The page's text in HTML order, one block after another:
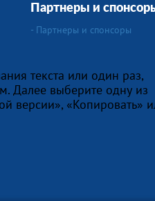
Партнеры и
- Партнеры и спонсоры
текста или один раз,
Далее выберите одну из
версии», «Копировать»